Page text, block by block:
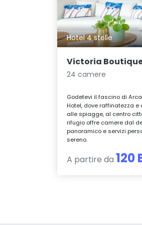
Hotel 4 stelle
Victoria
24 camere
Godetevi il fascino di
Hotel, dove raffinatezza
alle spiagge, al centro
rifugio offre camere dal
panoramico e servizi
sereno.
A partire da 120